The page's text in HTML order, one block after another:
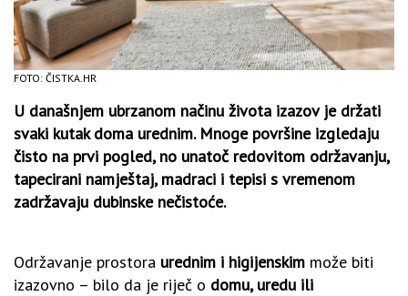
FOTO: ČISTKA.HR
U današnjem ubrzanom načinu života izazov je držati
svaki kutak doma urednim. Mnoge površine izgledaju
čisto na prvi pogled, no unatoč redovitom održavanju,
tapecirani namještaj, madraci i tepisi s vremenom
zadržavaju dubinske nečistoće.
Održavanje prostora urednim i higijenskim može biti
izazovno – bilo da je riječ o domu, uredu ili